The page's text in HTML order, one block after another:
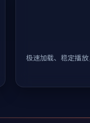
极速加载、稳定播